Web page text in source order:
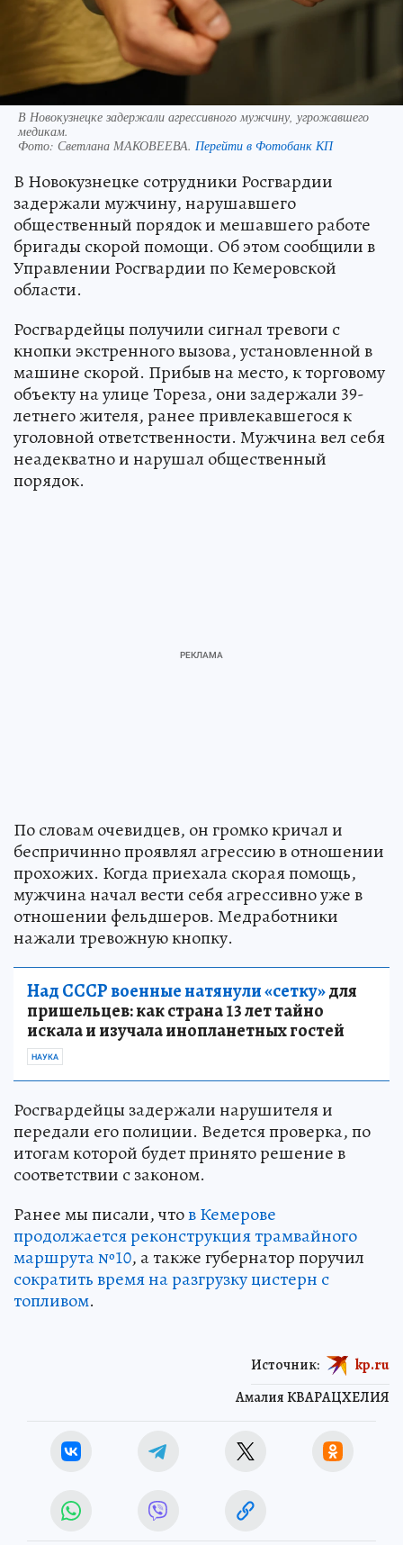
В Новокузнецке задержали агрессивного мужчину, угрожавшего
медикам.
Фото: Светлана МАКОВЕЕВА. Перейти в Фотобанк КП
В Новокузнецке сотрудники Росгвардии
задержали мужчину, нарушавшего
общественный порядок и мешавшего работе
бригады скорой помощи. Об этом сообщили в
Управлении Росгвардии по Кемеровской
области.
Росгвардейцы получили сигнал тревоги с
кнопки экстренного вызова, установленной в
машине скорой. Прибыв на место, к торговому
объекту на улице Тореза, они задержали 39-
летнего жителя, ранее привлекавшегося к
уголовной ответственности. Мужчина вел себя
неадекватно и нарушал общественный
порядок.
По словам очевидцев, он громко кричал и
беспричинно проявлял агрессию в отношении
прохожих. Когда приехала скорая помощь,
мужчина начал вести себя агрессивно уже в
отношении фельдшеров. Медработники
нажали тревожную кнопку.
Над СССР военные натянули «сетку»для
пришельцев: как страна 13 лет тайно
искала и изучала инопланетных гостей
НАУКА
Росгвардейцы задержали нарушителя и
передали его полиции. Ведется проверка, по
итогам которой будет принято решение в
соответствии с законом.
Ранее мы писали, чтов Кемерове
продолжается реконструкция трамвайного
маршрута №10, а также губернатор поручил
сократить время на разгрузку цистерн с
топливом.
Амалия КВАРАЦХЕЛИЯ
Источник: kp.ru